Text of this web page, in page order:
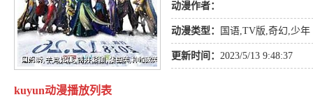
动漫作者：
动漫类型： 国语,TV版,奇幻,少年
更新时间： 2023/5/13 9:48:37
kuyun动漫播放列表